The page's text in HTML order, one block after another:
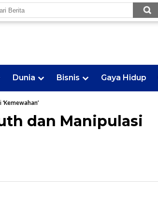
Dunia Bisnis Gaya Hidup
dan Manipulasi